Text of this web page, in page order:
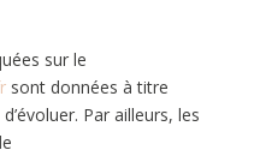
sur le
sont données à titre
Par ailleurs, les